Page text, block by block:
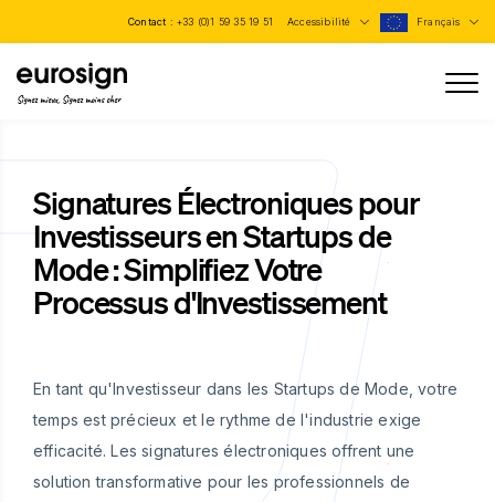
Contact : +33 (0)1 59 35 19 51 Accessibilité Français
Signez mieux, Signez moins cher
Signatures Électroniques pour
Investisseurs en Startups de
Mode : Simplifiez Votre
Processus d'Investissement
En tant qu'Investisseur dans les Startups de Mode, votre
temps est précieux et le rythme de l'industrie exige
efficacité. Les signatures électroniques offrent une
solution transformative pour les professionnels de